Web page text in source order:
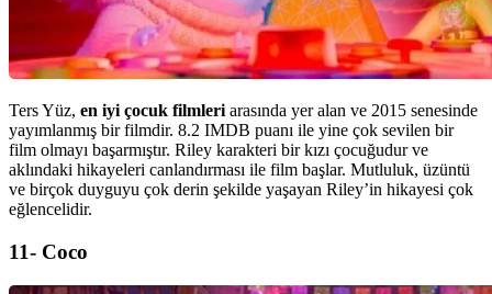
Ters Yüz, en iyi çocuk filmleri arasında yer alan ve 2015 senesinde
yayımlanmış bir filmdir. 8.2 IMDB puanı ile yine çok sevilen bir
film olmayı başarmıştır. Riley karakteri bir kızı çocuğudur ve
aklındaki hikayeleri canlandırması ile film başlar. Mutluluk, üzüntü
ve birçok duyguyu çok derin şekilde yaşayan Riley’in hikayesi çok
eğlencelidir.
11- Coco